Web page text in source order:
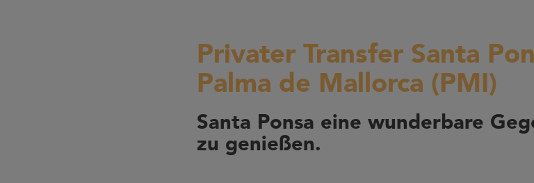
Privater Transfer Santa
Palma de Mallorca (PMI)
Santa Ponsa eine wunderbare
zu genießen.